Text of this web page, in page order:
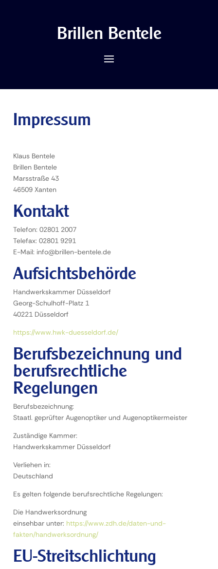
Brillen Bentele
Impressum
Klaus Bentele
Brillen Bentele
Marsstraße 43
46509 Xanten
Kontakt
Telefon: 02801 2007
Telefax: 02801 9291
E-Mail: info@brillen-bentele.de
Aufsichtsbehörde
Handwerkskammer Düsseldorf
Georg-Schulhoff-Platz 1
40221 Düsseldorf
https://www.hwk-duesseldorf.de/
Berufsbezeichnung und
berufsrechtliche
Regelungen
Berufsbezeichnung:
Staatl. geprüfter Augenoptiker und Augenoptikermeister
Zuständige Kammer:
Handwerkskammer Düsseldorf
Verliehen in:
Deutschland
Es gelten folgende berufsrechtliche Regelungen:
Die Handwerksordnung
einsehbar unter: https://www.zdh.de/daten-und-
fakten/handwerksordnung/
EU-Streitschlichtung